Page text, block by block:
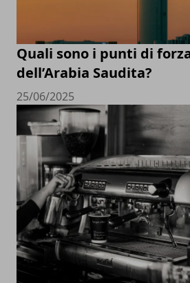
Quali sono i punti di
dell’Arabia Saudita?
25/06/2025